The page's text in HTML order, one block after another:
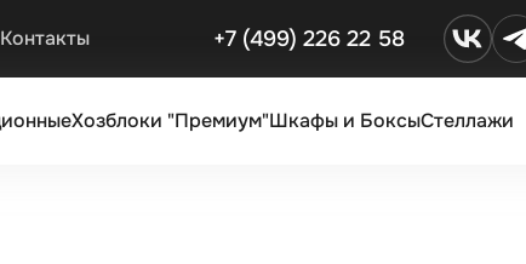
Контакты +7 (499) 226 22 58
Хозблоки "Премиум"Шкафы и БоксыСтеллажи